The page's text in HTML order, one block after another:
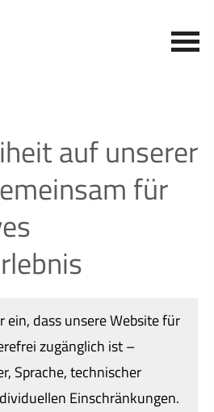
auf unserer
für
ein, dass unsere Website für
zugänglich ist –
Sprache, technischer
Einschränkungen.